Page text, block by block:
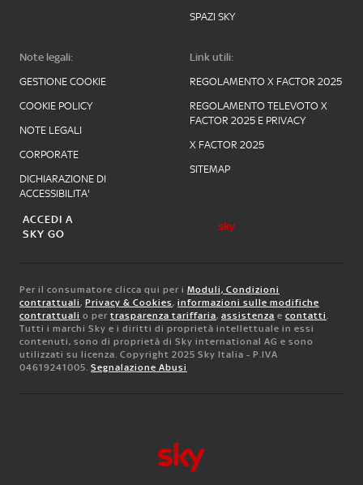
SPAZI SKY
Note legali:
GESTIONE COOKIE
COOKIE POLICY
NOTE LEGALI
CORPORATE
DICHIARAZIONE DI
ACCESSIBILITA'
Link utili:
REGOLAMENTO X FACTOR 2025
REGOLAMENTO TELEVOTO X
FACTOR 2025 E PRIVACY
X FACTOR 2025
SITEMAP
ACCEDI A
SKY GO
Per il consumatore clicca qui per i Moduli, Condizioni
contrattuali, Privacy & Cookies, informazioni sulle modifiche
contrattuali o per trasparenza tariffaria, assistenza e contatti.
Tutti i marchi Sky e i diritti di proprietà intellettuale in essi
contenuti, sono di proprietà di Sky international AG e sono
utilizzati su licenza. Copyright 2025 Sky Italia - P.IVA
04619241005. Segnalazione Abusi